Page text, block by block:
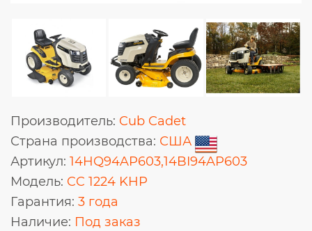
Производитель: Cub Cadet
Страна производства: США
Артикул: 14HQ94AP603,14BI94AP603
Модель: CC 1224 KHP
Гарантия: 3 года
Наличие: Под заказ